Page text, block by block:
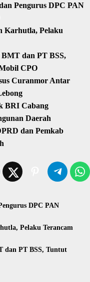
Pengurus DPC PAN
Karhutla, Pelaku
dan PT BSS,
CPO
Curanmor Antar
BRI Cabang
Daerah
dan Pemkab
DPC PAN
Pelaku Terancam
dan PT BSS, Tuntut